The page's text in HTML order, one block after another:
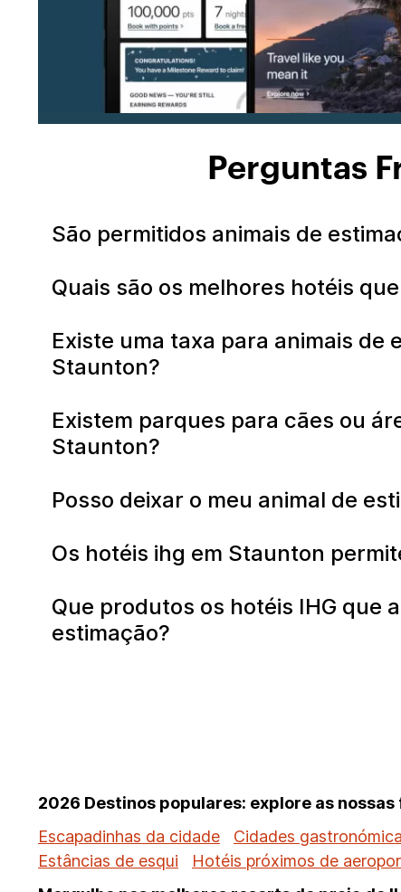
Perguntas
São permitidos animais de
Quais são os melhores hotéis
Existe uma taxa para animais de
Staunton?
Existem parques para cães ou
Staunton?
Posso deixar o meu animal de
Os hotéis ihg em Staunton
Que produtos os hotéis IHG que
estimação?
2026 Destinos populares: explore as
Escapadinhas da cidade
Cidades
Estâncias de esqui
Hotéis próximos de